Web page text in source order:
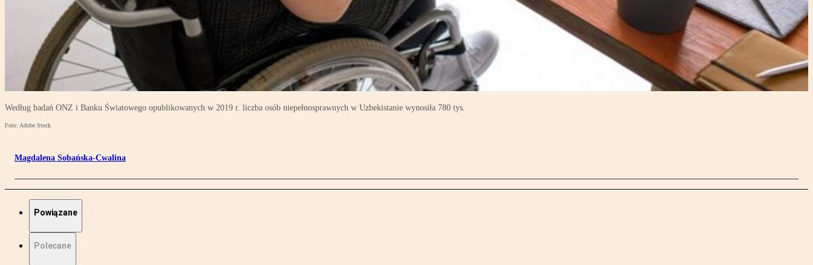
Według badań ONZ i Banku Światowego opublikowanych w 2019 r. liczba osób niepełnosprawnych w Uzbekistanie wynosiła 780 tys.
Foto: Adobe Stock
Magdalena Sobańska-Cwalina
Powiązane
Polecane